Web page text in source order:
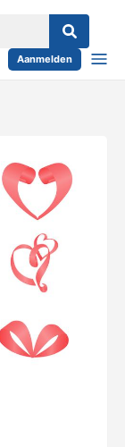
Aanmelden